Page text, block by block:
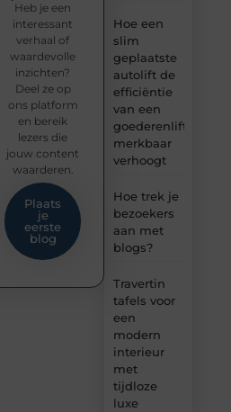
Hoe een
slim
geplaatste
autolift de
efficiëntie
van een
goederenlift
merkbaar
verhoogt
Hoe trek je
bezoekers
aan met
blogs?
Travertin
tafels voor
een
modern
interieur
met
tijdloze
luxe
Heb je een
interessant
verhaal of
waardevolle
inzichten?
Deel ze op
ons platform
en bereik
lezers die
jouw content
waarderen.
Plaats
je
eerste
blog